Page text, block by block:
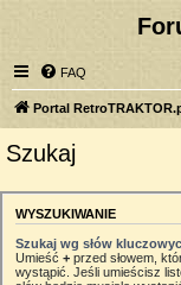
FAQ
Portal
Szukaj
WYSZUKIWANIE
Szukaj wg słów
Umieść + przed słowem,
wystąpić. Jeśli umieścisz